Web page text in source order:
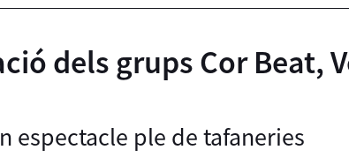
dels grups Cor Beat,
espectacle ple de tafaneries